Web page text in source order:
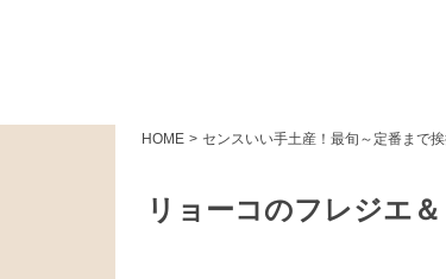
HOME > センスいい手土産！最旬～定番まで
リョーコのフレジエ